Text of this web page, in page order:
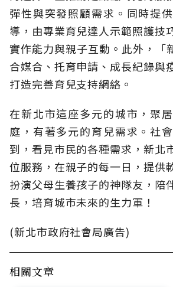
彈性與突發照顧需求。同時提
導，由專業育兒達人示範照護技
實作能力與親子互動。此外，「
合媒合、托育申請、成長紀錄與
打造完善育兒支持網絡。
在新北市這座多元的城市，聚
庭，有著多元的育兒需求。社
到，看見市民的各種需求，新北
位服務，在親子的每一日，提供
扮演父母生養孩子的神隊友，陪
長，培育城市未來的生力軍！
(新北市政府社會局廣告)
相關文章